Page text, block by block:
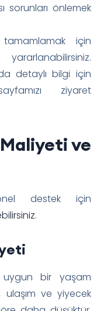
sorunları önlemek
için
yararlanabilirsiniz.
detaylı bilgi için
ziyaret
ve
destek için
.
uygun bir yaşam
ulaşım ve yiyecek